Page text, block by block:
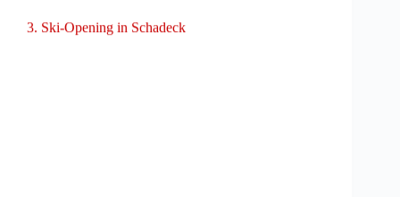
3. Ski-Opening in Schadeck